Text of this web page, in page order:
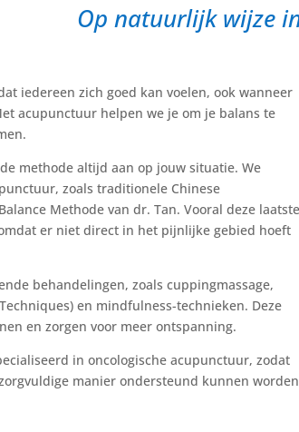
Op natuurlijk wijze
iedereen zich goed kan voelen, ook wanneer
acupunctuur helpen we je om je balans te
methode altijd aan op jouw situatie. We
zoals traditionele Chinese
Methode van dr. Tan. Vooral deze laatste
er niet direct in het pijnlijke gebied hoeft
behandelingen, zoals cuppingmassage,
en mindfulness-technieken. Deze
en zorgen voor meer ontspanning.
in oncologische acupunctuur, zodat
manier ondersteund kunnen